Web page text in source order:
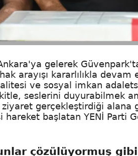
gelerek
arayışı kararlılıkla
ve sosyal imkan
seslerini duyurabilmek
gerçekleştirdiği alana
başlatan YENİ Parti
çözülüyormuş